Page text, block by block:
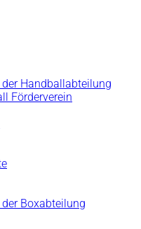
der Handballabteilung
Förderverein
Boxabteilung